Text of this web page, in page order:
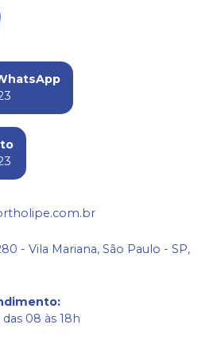
- Vila Mariana, São Paulo - SP,
:
08 às 18h